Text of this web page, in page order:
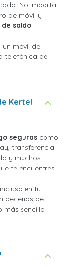
No importa
de móvil y
saldo.
un móvil de
telefónica del
Kertel
seguras como
transferencia
y muchos
te encuentres.
en tu
decenas de
más sencillo